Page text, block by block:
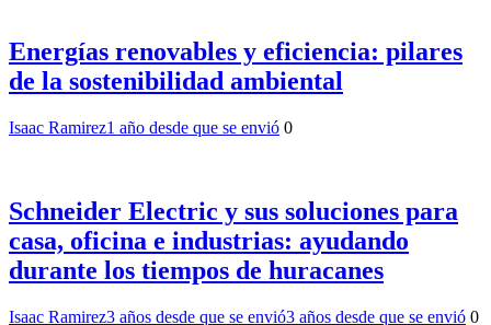
Energías renovables y eficiencia: pilares
de la sostenibilidad ambiental
Isaac Ramirez1 año desde que se envió 0
Schneider Electric y sus soluciones para
casa, oficina e industrias: ayudando
durante los tiempos de huracanes
Isaac Ramirez3 años desde que se envió3 años desde que se envió 0